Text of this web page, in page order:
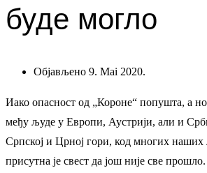
буде могло
Објављено 9. Mai 2020.
Иако опасност од „Короне“ попушта, а
међу људе у Европи, Аустрији, али и
Српској и Црној гори, код многих наших
присутна је свест да још није све